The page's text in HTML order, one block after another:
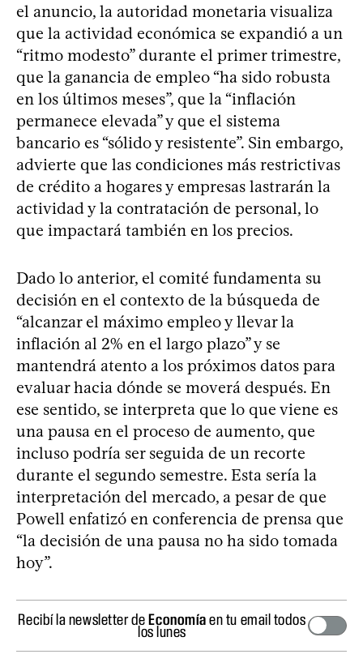
el anuncio, la autoridad monetaria visualiza
que la actividad económica se expandió a un
“ritmo modesto” durante el primer trimestre,
que la ganancia de empleo “ha sido robusta
en los últimos meses”, que la “inflación
permanece elevada” y que el sistema
bancario es “sólido y resistente”. Sin embargo,
advierte que las condiciones más restrictivas
de crédito a hogares y empresas lastrarán la
actividad y la contratación de personal, lo
que impactará también en los precios.
Dado lo anterior, el comité fundamenta su
decisión en el contexto de la búsqueda de
“alcanzar el máximo empleo y llevar la
inflación al 2% en el largo plazo” y se
mantendrá atento a los próximos datos para
evaluar hacia dónde se moverá después. En
ese sentido, se interpreta que lo que viene es
una pausa en el proceso de aumento, que
incluso podría ser seguida de un recorte
durante el segundo semestre. Esta sería la
interpretación del mercado, a pesar de que
Powell enfatizó en conferencia de prensa que
“la decisión de una pausa no ha sido tomada
hoy”.
Recibí la newsletter deEconomíaen tu email todos
los lunes